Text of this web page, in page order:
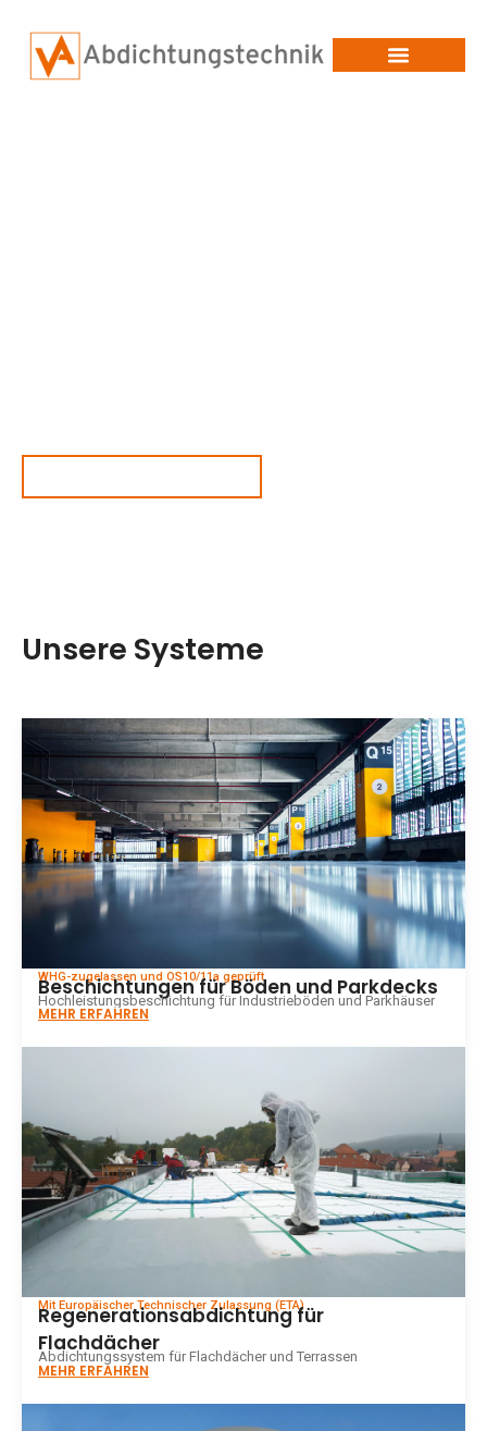
Unsere Systeme
WHG-zugelassen und OS10/11a geprüft
Beschichtungen für Böden und Parkdecks
Hochleistungsbeschichtung für Industrieböden und Parkhäuser
MEHR ERFAHREN
Mit Europäischer Technischer Zulassung (ETA)
Regenerationsabdichtung für
Flachdächer
Abdichtungssystem für Flachdächer und Terrassen
MEHR ERFAHREN